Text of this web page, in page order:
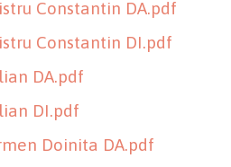
Constantin DA.pdf
Constantin DI.pdf
DA.pdf
DI.pdf
Doinita DA.pdf